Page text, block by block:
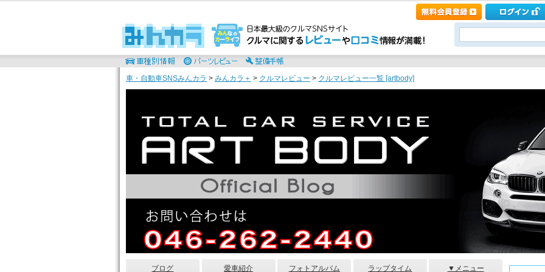
車・自動車SNSみんカラ > みんカラ＋ > クルマレビュー > クルマレビュー一覧 [artbody]
ブログ 愛車紹介 フォトアルバム ラップタイム ▼メニュー